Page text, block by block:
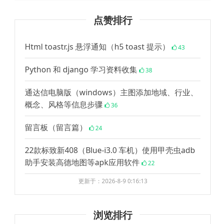
点赞排行
Html toastr.js 悬浮通知（h5 toast 提示） 43
Python 和 django 学习资料收集 38
通达信电脑版（windows）主图添加地域、行业、
概念、风格等信息步骤
36
留言板（留言篇） 24
22款标致新408（Blue-i3.0 车机）使用甲壳虫adb
助手安装高德地图等apk应用软件
22
更新于：2026-8-9 0:16:13
浏览排行